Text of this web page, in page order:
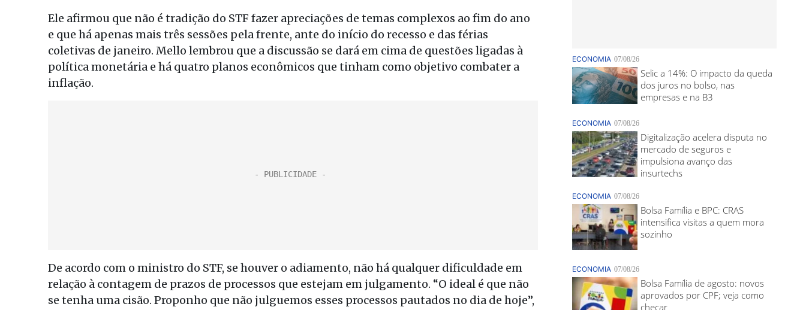
Ele afirmou que não é tradição do STF fazer apreciações de temas complexos ao fim do ano
e que há apenas mais três sessões pela frente, ante do início do recesso e das férias
coletivas de janeiro. Mello lembrou que a discussão se dará em cima de questões ligadas à
política monetária e há quatro planos econômicos que tinham como objetivo combater a
inflação.
De acordo com o ministro do STF, se houver o adiamento, não há qualquer dificuldade em
relação à contagem de prazos de processos que estejam em julgamento. “O ideal é que não
se tenha uma cisão. Proponho que não julguemos esses processos pautados no dia de hoje”,